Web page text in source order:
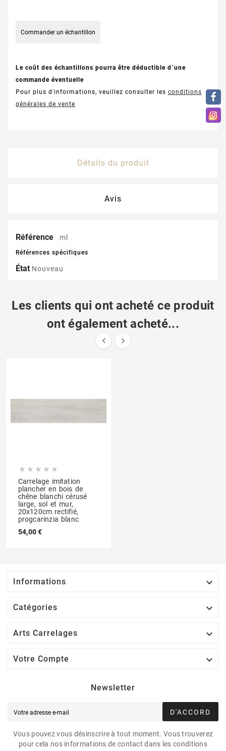
Commander un échantillon
Le coût des échantillons pourra être déductible d´une
commande éventuelle
Pour plus d'informations, veuillez consulter les conditions
générales de vente
Détails du produit
Avis
Référence ml
Références spécifiques
État Nouveau
Les clients qui ont acheté ce produit
ont également acheté...
 
    
Carrelage imitation
plancher en bois de
chêne blanchi cérusé
large, sol et mur,
20x120cm rectifié,
progcarinzia blanc
54,00 €
Informations 
Catégories 
Arts Carrelages 
Votre Compte 
Newsletter
D'ACCORD
Vous pouvez vous désinscrire à tout moment. Vous trouverez
pour cela nos informations de contact dans les conditions